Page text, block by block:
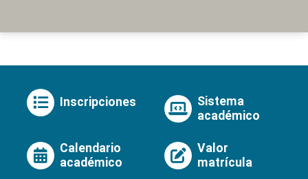
Inscripciones
Sistema
académico
Calendario
académico
Valor
matrícula